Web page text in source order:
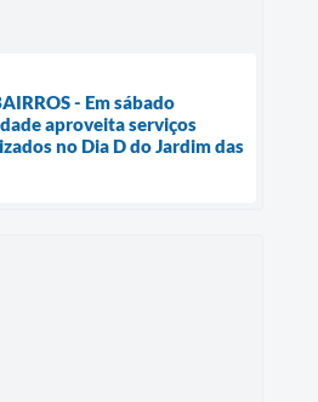
- Em sábado
aproveita serviços
no Dia D do Jardim das